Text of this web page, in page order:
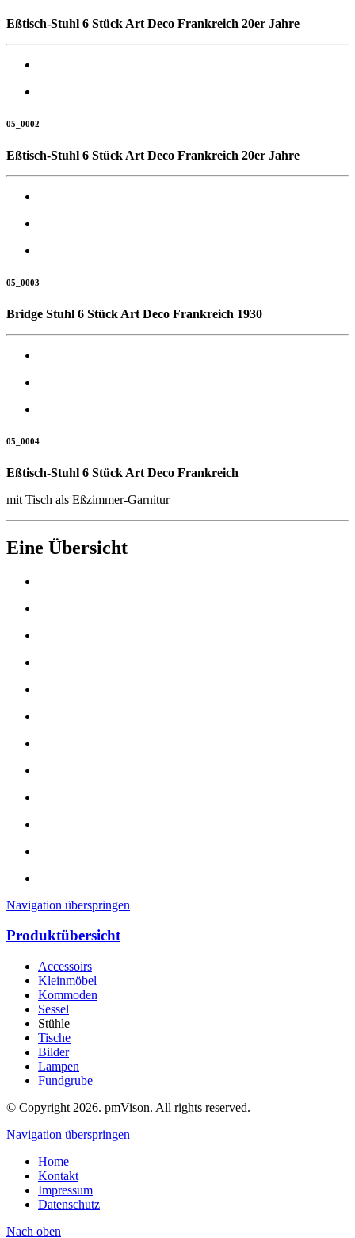
Eßtisch-Stuhl 6 Stück Art Deco Frankreich 20er Jahre
05_0002
Eßtisch-Stuhl 6 Stück Art Deco Frankreich 20er Jahre
05_0003
Bridge Stuhl 6 Stück Art Deco Frankreich 1930
05_0004
Eßtisch-Stuhl 6 Stück Art Deco Frankreich
mit Tisch als Eßzimmer-Garnitur
Eine Übersicht
Navigation überspringen
Produktübersicht
Accessoirs
Kleinmöbel
Kommoden
Sessel
Stühle
Tische
Bilder
Lampen
Fundgrube
© Copyright 2026. pmVison. All rights reserved.
Navigation überspringen
Home
Kontakt
Impressum
Datenschutz
Nach oben